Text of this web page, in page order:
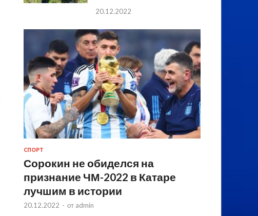
20.12.2022
СПОРТ
Сорокин не обиделся на
признание ЧМ-2022 в Катаре
лучшим в истории
20.12.2022 - от admin